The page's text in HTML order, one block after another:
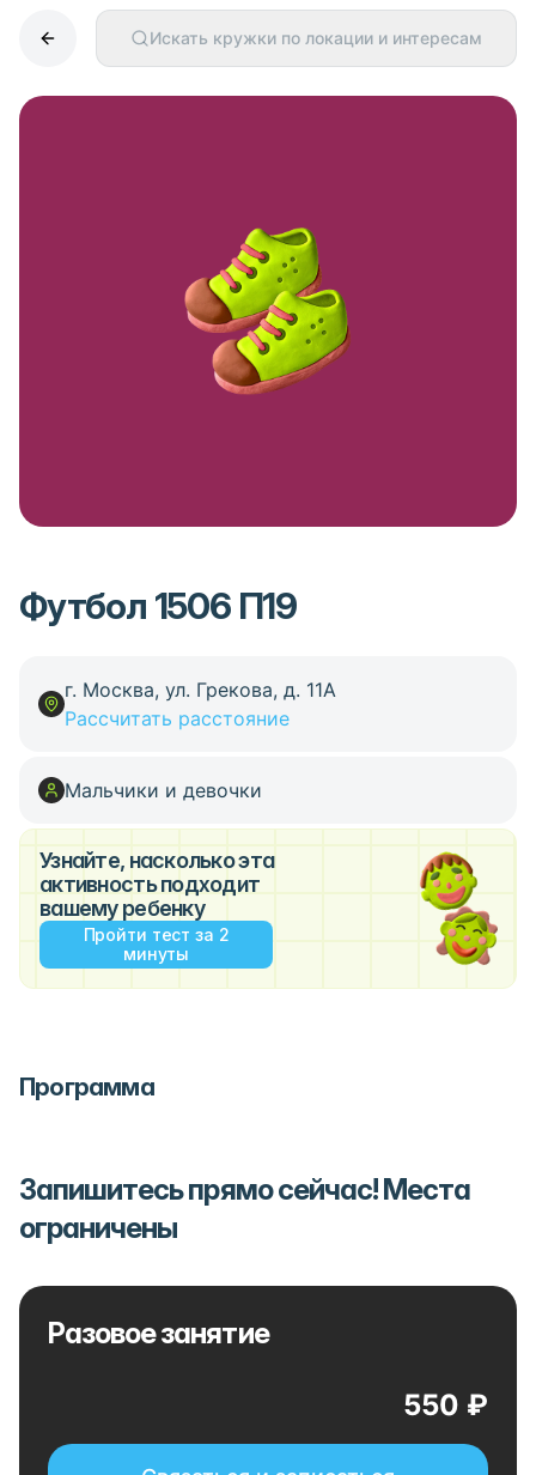
Искать кружки по локации и интересам
Футбол 1506 П19
г. Москва, ул. Грекова, д. 11А
Рассчитать расстояние
Мальчики и девочки
Узнайте, насколько эта
активность подходит
вашему ребенку
Пройти тест за 2
минуты
Программа
Запишитесь прямо сейчас! Места
ограничены
Разовое занятие
550 ₽